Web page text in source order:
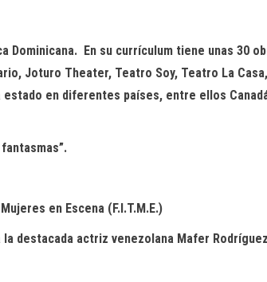
Dominicana. En su currículum tiene unas 30
Joturo Theater, Teatro Soy, Teatro La
estado en diferentes países, entre ellos
en Escena (F.I.T.M.E.)
destacada actriz venezolana Mafer